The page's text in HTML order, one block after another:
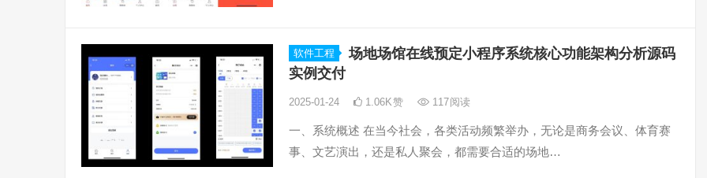
软件工程
场地场馆在线预定小程序系统核心功能架构分析源码
实例交付
2025-01-24 1.06K赞 117阅读
一、系统概述 在当今社会，各类活动频繁举办，无论是商务会议、体育赛
事、文艺演出，还是私人聚会，都需要合适的场地…